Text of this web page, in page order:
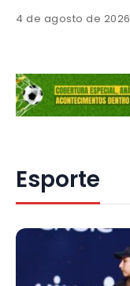
4 de agosto de 2026
Esporte